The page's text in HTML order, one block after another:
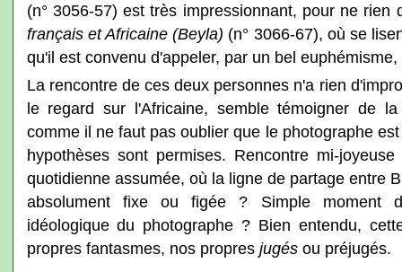
(n° 3056-57) est très impressionnant, pour ne
français et Africaine (Beyla) (n° 3066-67), où se
qu'il est convenu d'appeler, par un bel
La rencontre de ces deux personnes n'a rien
le regard sur l'Africaine, semble témoigner de
comme il ne faut pas oublier que le photographe
hypothèses sont permises. Rencontre mi-
quotidienne assumée, où la ligne de partage entre
absolument fixe ou figée ? Simple moment
idéologique du photographe ? Bien entendu,
propres fantasmes, nos propres jugésou préjugés.